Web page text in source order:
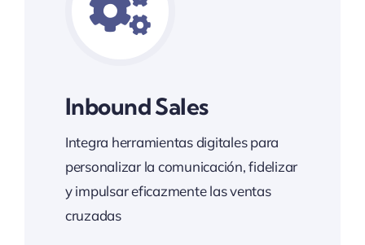
Inbound Sales
Integra herramientas digitales para
personalizar la comunicación, fidelizar
y impulsar eficazmente las ventas
cruzadas